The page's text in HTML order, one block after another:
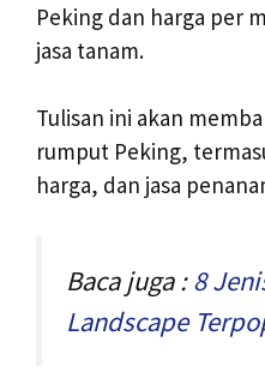
Peking dan harga per
jasa tanam.
Tulisan ini akan
rumput Peking,
harga, dan jasa
Baca juga :8
Landscape